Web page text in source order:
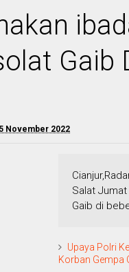
Gaib
November 2022
Salat
Gaib di
Upaya Polri
Korban Gempa